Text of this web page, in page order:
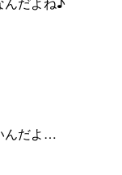
んだよ…